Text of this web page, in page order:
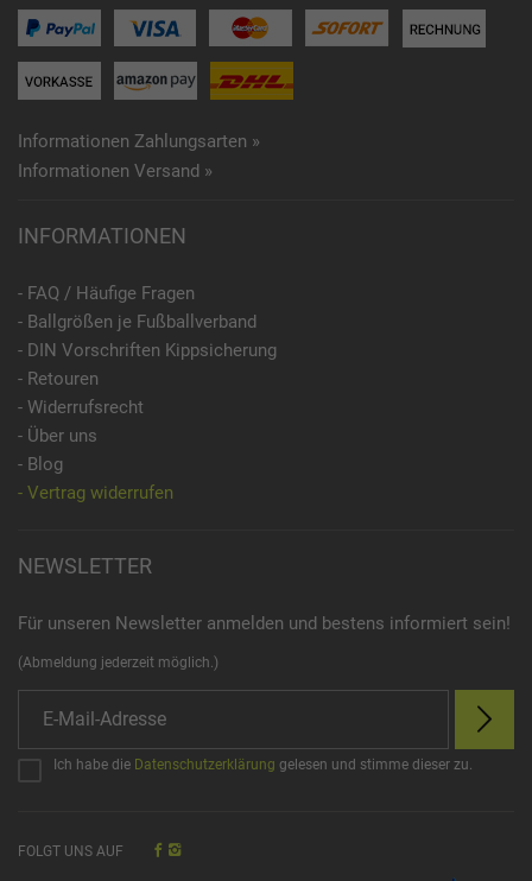
Informationen Zahlungsarten »
Informationen Versand »
INFORMATIONEN
- FAQ / Häufige Fragen
- Ballgrößen je Fußballverband
- DIN Vorschriften Kippsicherung
- Retouren
- Widerrufsrecht
- Über uns
- Blog
- Vertrag widerrufen
NEWSLETTER
Für unseren Newsletter anmelden und bestens informiert sein!
(Abmeldung jederzeit möglich.)
Ich habe die Datenschutzerklärung gelesen und stimme dieser zu.
FOLGT UNS AUF